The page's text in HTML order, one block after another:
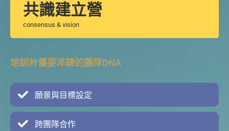
共識建立營
consensus & vision
培訓計畫要淬鍊的團隊DNA
願景與目標設定
跨團隊合作